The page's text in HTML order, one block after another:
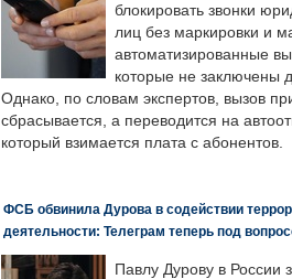
блокировать звонки
лиц без маркировки и
автоматизированные
которые не заключены
Однако, по словам экспертов, вызов
сбрасывается, а переводится на
который взимается плата с абонентов.
ФСБ обвинила Дурова в содействии
деятельности: Телеграм теперь под
Павлу Дурову в России